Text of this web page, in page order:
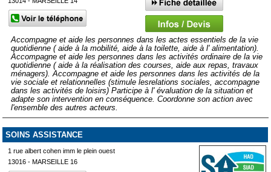
Accompagne et aide les personnes dans les actes essentiels de la vie
quotidienne ( aide à la mobilité, aide à la toilette, aide à l' alimentation).
Accompagne et aide les personnes dans les activités ordinaire de la vie
quotidienne ( aide à la réalisation des courses, aide aux repas, travaux
ménagers). Accompagne et aide les personnes dans les activités de la
vie sociale et relationnelles (stimule lesrelations sociales, accompagne
dans les activités de loisirs) Participe à l' évaluation de la situation et
adapte son intervention en conséquence. Coordonne son action avec
l'ensemble des autres acteurs.
SOINS ASSISTANCE
1 rue albert cohen imm le plein ouest
13016 - MARSEILLE 16